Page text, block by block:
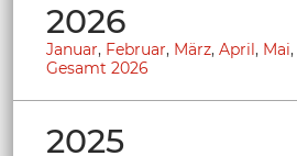
2026
Januar, Februar, März, April, Mai,
Gesamt 2026
2025